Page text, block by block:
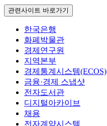
관련사이트 바로가기
한국은행
화폐박물관
경제연구원
지역본부
경제통계시스템(ECOS)
금융·경제 스냅샷
전자도서관
디지털아카이브
채용
전자계약시스템